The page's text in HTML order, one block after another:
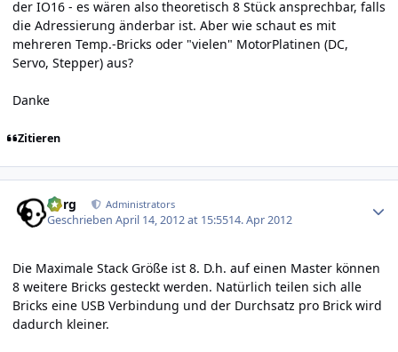
der IO16 - es wären also theoretisch 8 Stück ansprechbar, falls
die Adressierung änderbar ist. Aber wie schaut es mit
mehreren Temp.-Bricks oder "vielen" MotorPlatinen (DC,
Servo, Stepper) aus?
Danke
Zitieren
borg Administrators
GeschriebenApril 14, 2012 at 15:5514. Apr 2012
Die Maximale Stack Größe ist 8. D.h. auf einen Master können
8 weitere Bricks gesteckt werden. Natürlich teilen sich alle
Bricks eine USB Verbindung und der Durchsatz pro Brick wird
dadurch kleiner.